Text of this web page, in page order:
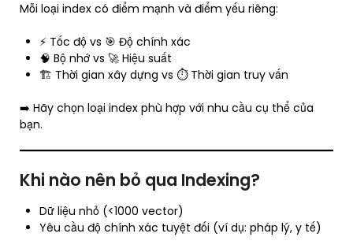
Mỗi loại index có điểm mạnh và điểm yếu riêng:
⚡ Tốc độ vs 🎯 Độ chính xác
🧠 Bộ nhớ vs 🚀 Hiệu suất
🏗️ Thời gian xây dựng vs ⏱️ Thời gian truy vấn
➡️ Hãy chọn loại index phù hợp với nhu cầu cụ thể của
bạn.
Khi nào nên bỏ qua Indexing?
Dữ liệu nhỏ (<1000 vector)
Yêu cầu độ chính xác tuyệt đối (ví dụ: pháp lý, y tế)